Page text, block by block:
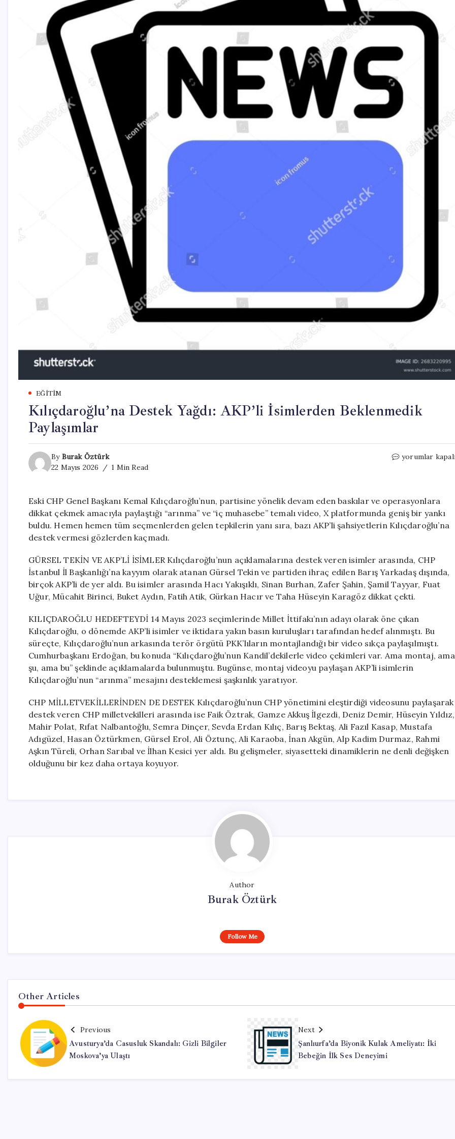
EĞITIM
Kılıçdaroğlu’na Destek Yağdı: AKP’li İsimlerden Beklenmedik
Paylaşımlar
By Burak Öztürk
22 Mayıs 2026
1 Min Read
Kılıçdaroğlu’na
İsimlerden
Beklenmedik
Paylaşımlar
için
yorumlar
Eski CHP Genel Başkanı Kemal Kılıçdaroğlu’nun, partisine yönelik devam eden baskılar ve operasyonlara
dikkat çekmek amacıyla paylaştığı “arınma” ve “iç muhasebe” temalı video, X platformunda geniş bir yankı
buldu. Hemen hemen tüm seçmenlerden gelen tepkilerin yanı sıra, bazı AKP’li şahsiyetlerin Kılıçdaroğlu’na
destek vermesi gözlerden kaçmadı.
GÜRSEL TEKİN VE AKP’Lİ İSİMLER Kılıçdaroğlu’nun açıklamalarına destek veren isimler arasında, CHP
İstanbul İl Başkanlığı’na kayyım olarak atanan Gürsel Tekin ve partiden ihraç edilen Barış Yarkadaş dışında,
birçok AKP’li de yer aldı. Bu isimler arasında Hacı Yakışıklı, Sinan Burhan, Zafer Şahin, Şamil Tayyar, Fuat
Uğur, Mücahit Birinci, Buket Aydın, Fatih Atik, Gürkan Hacır ve Taha Hüseyin Karagöz dikkat çekti.
KILIÇDAROĞLU HEDEFTEYDİ 14 Mayıs 2023 seçimlerinde Millet İttifakı’nın adayı olarak öne çıkan
Kılıçdaroğlu, o dönemde AKP’li isimler ve iktidara yakın basın kuruluşları tarafından hedef alınmıştı. Bu
süreçte, Kılıçdaroğlu’nun arkasında terör örgütü PKK’lıların montajlandığı bir video sıkça paylaşılmıştı.
Cumhurbaşkanı Erdoğan, bu konuda “Kılıçdaroğlu’nun Kandil’dekilerle video çekimleri var. Ama montaj, ama
şu, ama bu” şeklinde açıklamalarda bulunmuştu. Bugünse, montaj videoyu paylaşan AKP’li isimlerin
Kılıçdaroğlu’nun “arınma” mesajını desteklemesi şaşkınlık yaratıyor.
CHP MİLLETVEKİLLERİNDEN DE DESTEK Kılıçdaroğlu’nun CHP yönetimini eleştirdiği videosunu paylaşarak
destek veren CHP milletvekilleri arasında ise Faik Öztrak, Gamze Akkuş İlgezdi, Deniz Demir, Hüseyin Yıldız,
Mahir Polat, Rıfat Nalbantoğlu, Semra Dinçer, Sevda Erdan Kılıç, Barış Bektaş, Ali Fazıl Kasap, Mustafa
Adıgüzel, Hasan Öztürkmen, Gürsel Erol, Ali Öztunç, Ali Karaoba, İnan Akgün, Alp Kadim Durmaz, Rahmi
Aşkın Türeli, Orhan Sarıbal ve İlhan Kesici yer aldı. Bu gelişmeler, siyasetteki dinamiklerin ne denli değişken
olduğunu bir kez daha ortaya koyuyor.
Author
Burak Öztürk
Follow Me
Other Articles
Previous
Avusturya’da Casusluk Skandalı: Gizli Bilgiler
Moskova’ya Ulaştı
Next
Şanlıurfa’da Biyonik Kulak Ameliyatı: İki
Bebeğin İlk Ses Deneyimi